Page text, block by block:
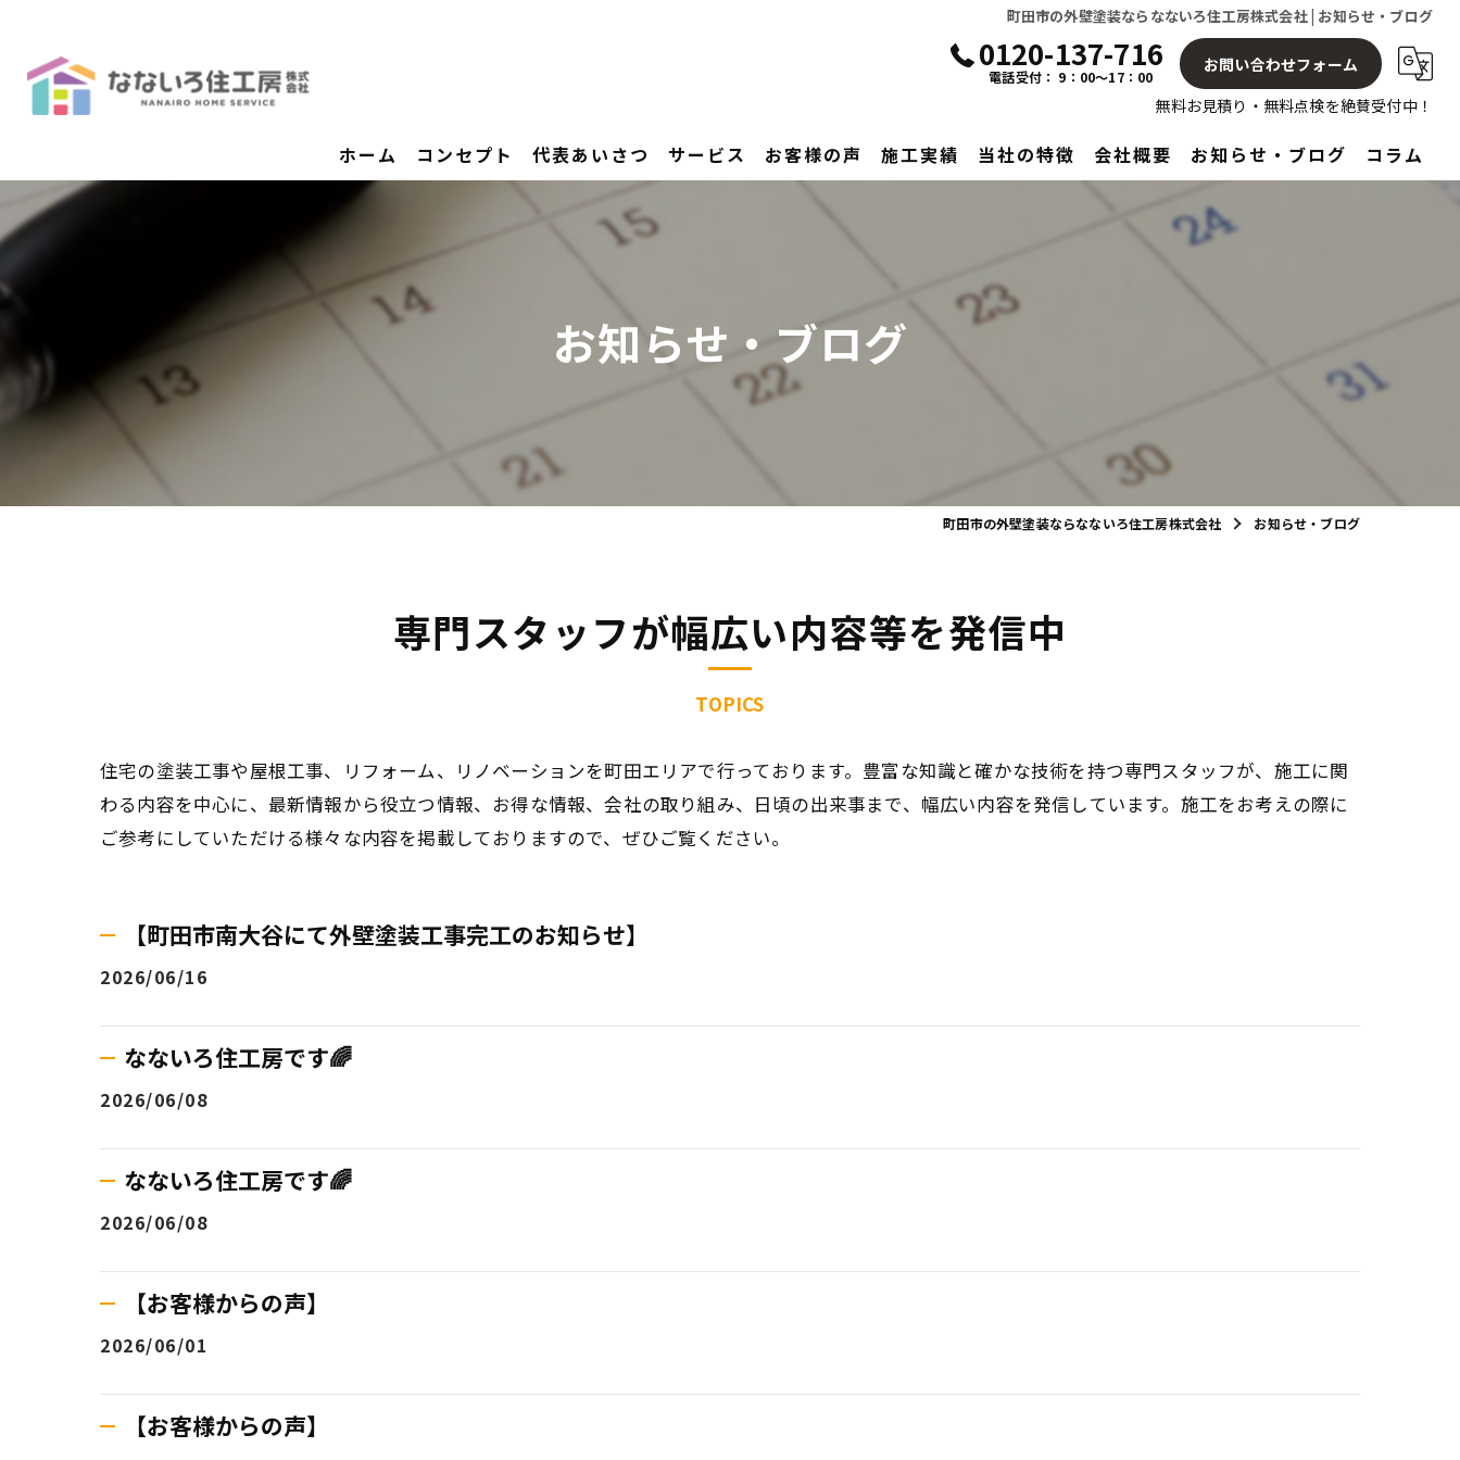
町田市の外壁塗装ならなないろ住工房株式会社 | お知らせ・ブログ
0120-137-716
電話受付： 9：00～17：00
お問い合わせフォーム
無料お見積り・無料点検を絶賛受付中！
ホーム コンセプト 代表あいさつ サービス お客様の声 施工実績 当社の特徴
塗り替え
会社概要 お知らせ・ブログ コラム
お知らせ・ブログ
町田市の外壁塗装ならなないろ住工房株式会社 お知らせ・ブログ
専門スタッフが幅広い内容等を発信中
TOPICS
住宅の塗装工事や屋根工事、リフォーム、リノベーションを町田エリアで行っております。豊富な知識と確かな技術を持つ専門スタッフが、施工に関
わる内容を中心に、最新情報から役立つ情報、お得な情報、会社の取り組み、日頃の出来事まで、幅広い内容を発信しています。施工をお考えの際に
ご参考にしていただける様々な内容を掲載しておりますので、ぜひご覧ください。
【町田市南大谷にて外壁塗装工事完工のお知らせ】
2026/06/16
なないろ住工房です🌈
2026/06/08
なないろ住工房です🌈
2026/06/08
【お客様からの声】
2026/06/01
【お客様からの声】